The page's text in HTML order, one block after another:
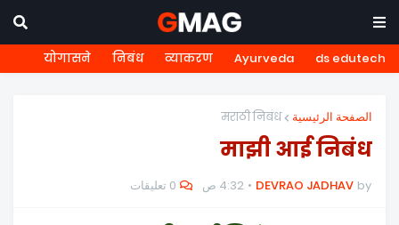
ds edutech
Ayurveda
व्याकरण
निबंध
योगासने
الصفحة الرئيسية मराठी निबंध
माझी आई निबंध
by
DEVRAO JADHAV 4:32 ص 0 تعليقات